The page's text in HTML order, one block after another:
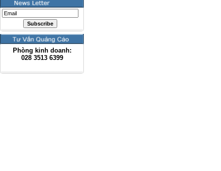
Phòng kinh doanh:
028 3513 6399